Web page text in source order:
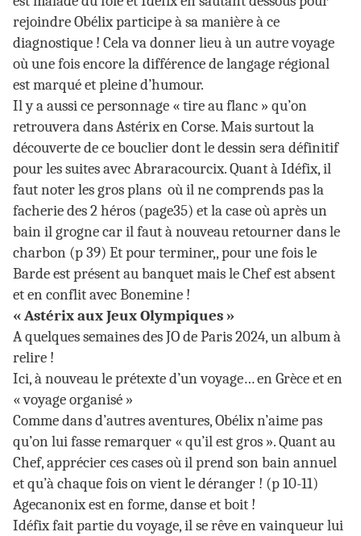
rejoindre Obélix participe à sa manière à ce
diagnostique ! Cela va donner lieu à un autre voyage
où une fois encore la différence de langage régional
est marqué et pleine d’humour.
Il y a aussi ce personnage « tire au flanc » qu’on
retrouvera dans Astérix en Corse. Mais surtout la
découverte de ce bouclier dont le dessin sera définitif
pour les suites avec Abraracourcix. Quant à Idéfix, il
faut noter les gros plans où il ne comprends pas la
facherie des 2 héros (page35) et la case où après un
bain il grogne car il faut à nouveau retourner dans le
charbon (p 39) Et pour terminer,, pour une fois le
Barde est présent au banquet mais le Chef est absent
et en conflit avec Bonemine !
« Astérix aux Jeux Olympiques »
A quelques semaines des JO de Paris 2024, un album à
relire !
Ici, à nouveau le prétexte d’un voyage… en Grèce et en
« voyage organisé »
Comme dans d’autres aventures, Obélix n’aime pas
qu’on lui fasse remarquer « qu’il est gros ». Quant au
Chef, apprécier ces cases où il prend son bain annuel
et qu’à chaque fois on vient le déranger ! (p 10-11)
Agecanonix est en forme, danse et boit !
Idéfix fait partie du voyage, il se rêve en vainqueur lui